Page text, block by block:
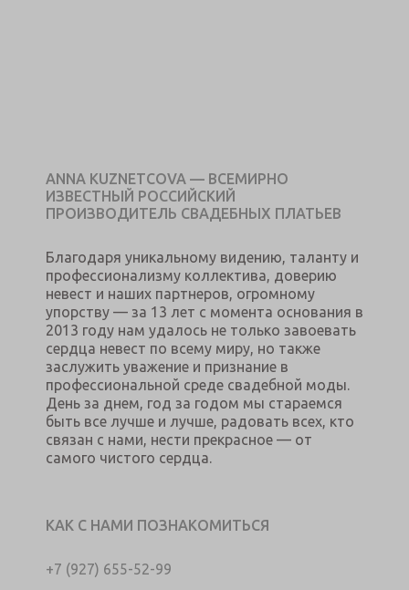
ANNA KUZNETCOVA — ВСЕМИРНО
ИЗВЕСТНЫЙ РОССИЙСКИЙ
ПРОИЗВОДИТЕЛЬ СВАДЕБНЫХ ПЛАТЬЕВ
Благодаря уникальному видению, таланту и
профессионализму коллектива, доверию
невест и наших партнеров, огромному
упорству — за 13 лет с момента основания в
2013 году нам удалось не только завоевать
сердца невест по всему миру, но также
заслужить уважение и признание в
профессиональной среде свадебной моды.
День за днем, год за годом мы стараемся
быть все лучше и лучше, радовать всех, кто
связан с нами, нести прекрасное — от
самого чистого сердца.
КАК С НАМИ ПОЗНАКОМИТЬСЯ
+7 (927) 655-52-99